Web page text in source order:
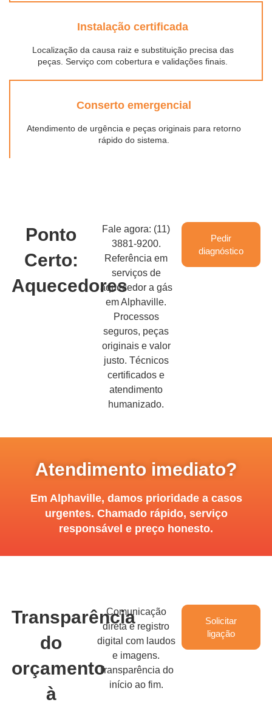
Instalação certificada
Localização da causa raiz e substituição precisa das
peças. Serviço com cobertura e validações finais.
Conserto emergencial
Atendimento de urgência e peças originais para retorno
rápido do sistema.
Ponto
Certo:
Aquecedores
Fale agora: (11)
3881-9200.
Referência em
serviços de
aquecedor a gás
em Alphaville.
Processos
seguros, peças
originais e valor
justo. Técnicos
certificados e
atendimento
humanizado.
Pedir
diagnóstico
Atendimento imediato?
Em Alphaville, damos prioridade a casos
urgentes. Chamado rápido, serviço
responsável e preço honesto.
Transparência
do
orçamento
à
Comunicação
direta e registro
digital com laudos
e imagens.
Transparência do
início ao fim.
Solicitar
ligação